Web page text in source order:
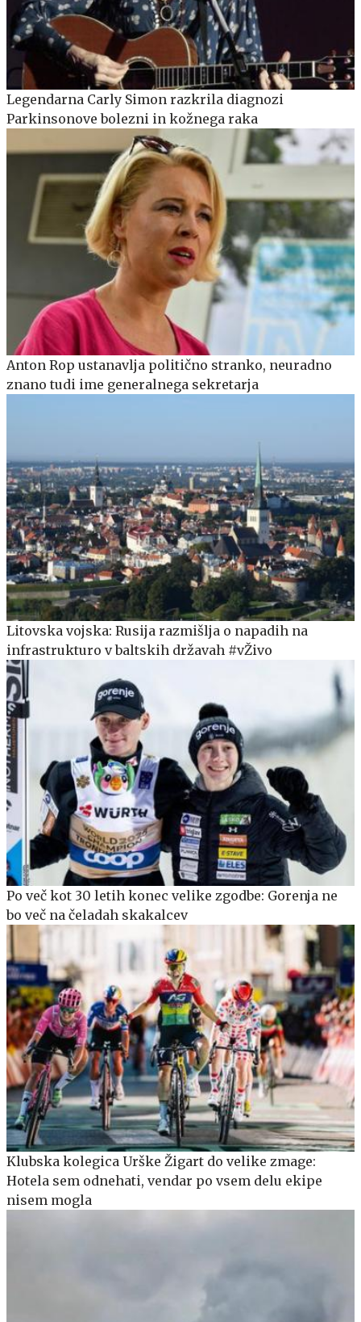
Legendarna Carly Simon razkrila diagnozi
Parkinsonove bolezni in kožnega raka
Anton Rop ustanavlja politično stranko, neuradno
znano tudi ime generalnega sekretarja
Litovska vojska: Rusija razmišlja o napadih na
infrastrukturo v baltskih državah #vŽivo
Po več kot 30 letih konec velike zgodbe: Gorenja ne
bo več na čeladah skakalcev
Klubska kolegica Urške Žigart do velike zmage:
Hotela sem odnehati, vendar po vsem delu ekipe
nisem mogla